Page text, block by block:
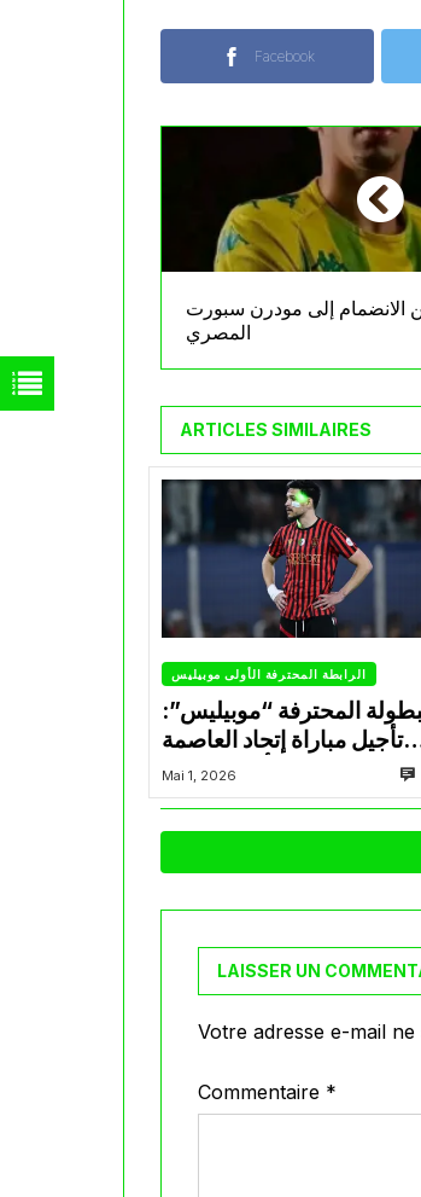
Facebook
الانضمام إلى مودرن سبورت
المصري
ARTICLES SIMILAIRES
الرابطة المحترفة الأولى موبيليس
المحترفة “موبيليس”:
تأجيل مباراة إتحاد العاصمة
وأتلتيك بارادو
Mai 1, 2026
LAISSER UN
Votre adresse e-mail
Commentaire *